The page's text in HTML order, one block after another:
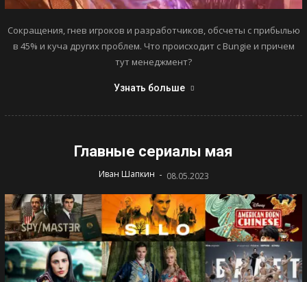
Сокращения, гнев игроков и разработчиков, обсчеты с прибылью
в 45% и куча других проблем. Что происходит с Bungie и причем
тут менеджмент?
Узнать больше
Главные сериалы мая
Иван Шапкин - 08.05.2023